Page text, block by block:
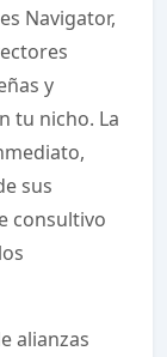
Navigator,
y
tu nicho. La
sus
consultivo
alianzas